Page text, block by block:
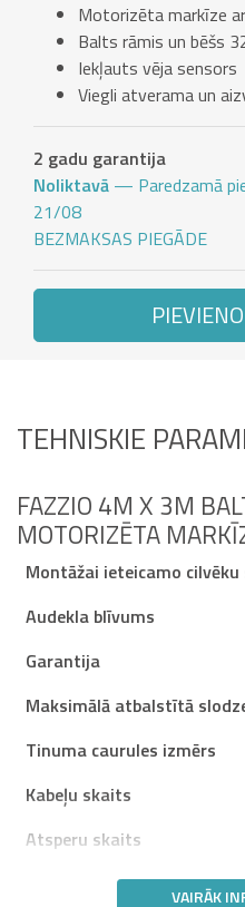
Motorizēta markīze
Balts rāmis un bēšs
Iekļauts vēja sensors
Viegli atverama un
2 gadu garantija
Noliktavā — Paredzamā
21/08
BEZMAKSAS PIEGĀDE
TEHNISKIE
FAZZIO 4M X 3M
MOTORIZĒTA
Montāžai ieteicamo
Audekla blīvums
Garantija
Maksimālā atbalstītā
Tinuma caurules izmērs
Kabeļu skaits
Atsperu skaits
VAIRĀK